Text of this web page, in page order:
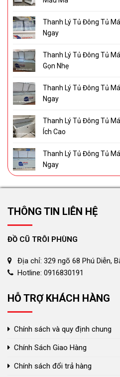
Thanh Lý Tủ Đông Tủ
Ngay
Thanh Lý Tủ Đông Tủ
Gọn Nhẹ
Thanh Lý Tủ Đông Tủ
Ngay
Thanh Lý Tủ Đông Tủ
Ích Cao
Thanh Lý Tủ Đông Tủ
Ngay
THÔNG TIN LIÊN HỆ
ĐỒ CŨ TRÔI PHÙNG
Địa chỉ: 329 ngõ 68 Phú Diễn,
Hotline: 0916830191
HỖ TRỢ KHÁCH HÀNG
Chính sách và quy định chung
Chính Sách Giao Hàng
Chính sách đổi trả hàng